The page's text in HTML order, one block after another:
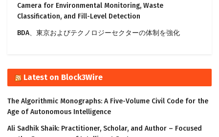
Camera for Environmental Monitoring, Waste
Classification, and Fill-Level Detection
BDA、東京およびテクノロジーセクターの体制を強化
Latest on Block3Wire
The Algorithmic Monographs: A Five-Volume Civil Code for the
Age of Autonomous Intelligence
Ali Sadhik Shaik: Practitioner, Scholar, and Author – Focused